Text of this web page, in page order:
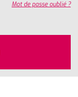
Mot de passe oublié ?